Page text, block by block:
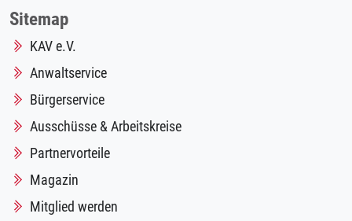
Sitemap
KAV e.V.
Anwaltservice
Bürgerservice
Ausschüsse & Arbeitskreise
Partnervorteile
Magazin
Mitglied werden